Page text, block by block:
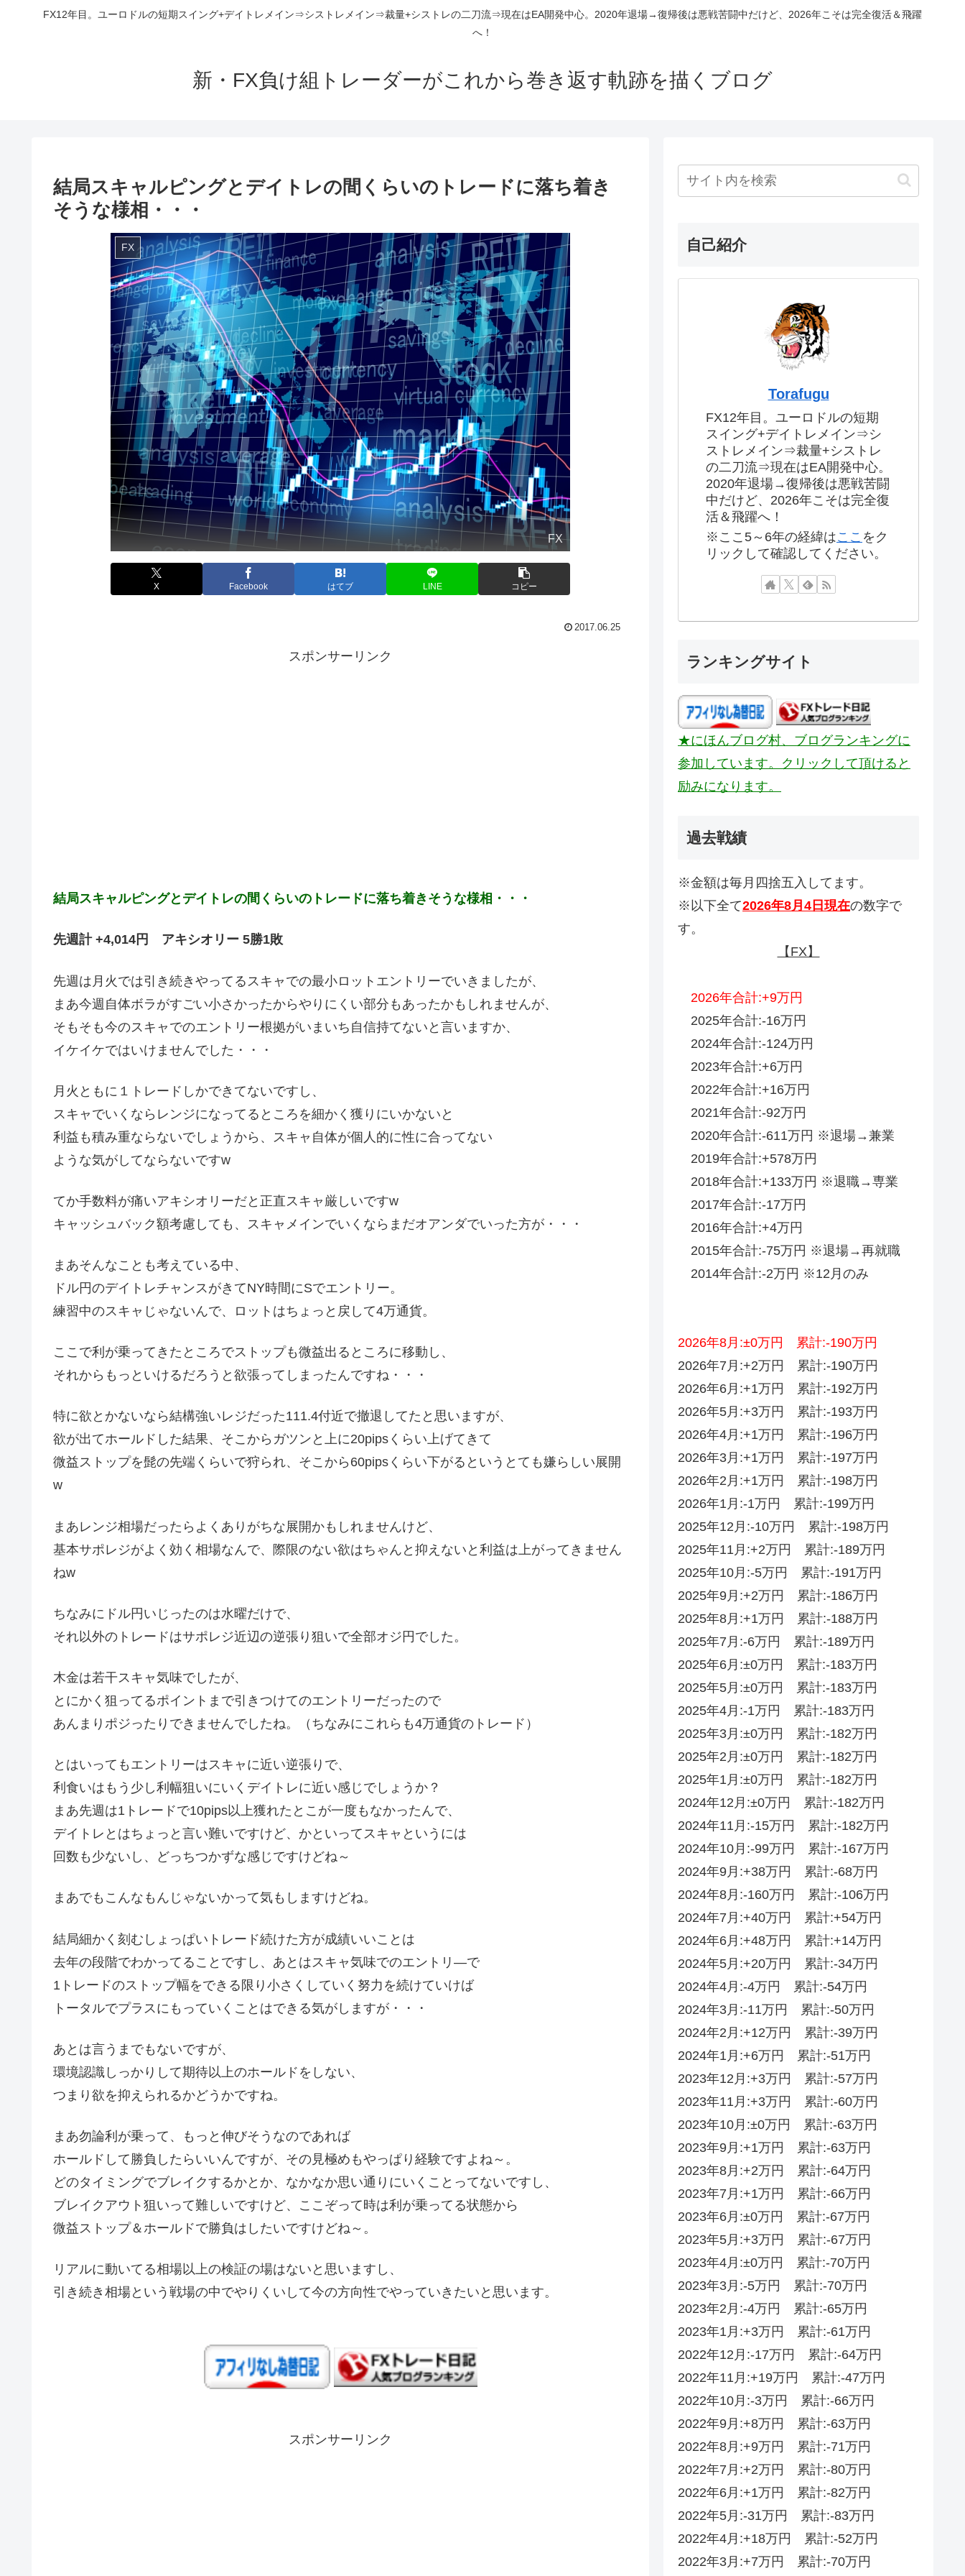
FX12年目。ユーロドルの短期スイング+デイトレメイン⇒シストレメイン⇒裁量+シストレの二刀流⇒現在はEA開発中心。2020年退場→復帰後は悪戦苦闘中だけど、2026年こそは完全復活＆飛躍
へ！
新・FX負け組トレーダーがこれから巻き返す軌跡を描くブログ
結局スキャルピングとデイトレの間くらいのトレードに落ち着き
そうな様相・・・
FX
FX
X Facebook はてブ LINE コピー
2017.06.25
スポンサーリンク
結局スキャルピングとデイトレの間くらいのトレードに落ち着きそうな様相・・・
先週計 +4,014円 アキシオリー 5勝1敗
先週は月火では引き続きやってるスキャでの最小ロットエントリーでいきましたが、
まあ今週自体ボラがすごい小さかったからやりにくい部分もあったかもしれませんが、
そもそも今のスキャでのエントリー根拠がいまいち自信持てないと言いますか、
イケイケではいけませんでした・・・
月火ともに１トレードしかできてないですし、
スキャでいくならレンジになってるところを細かく獲りにいかないと
利益も積み重ならないでしょうから、スキャ自体が個人的に性に合ってない
ような気がしてならないですw
てか手数料が痛いアキシオリーだと正直スキャ厳しいですw
キャッシュバック額考慮しても、スキャメインでいくならまだオアンダでいった方が・・・
まあそんなことも考えている中、
ドル円のデイトレチャンスがきてNY時間にSでエントリー。
練習中のスキャじゃないんで、ロットはちょっと戻して4万通貨。
ここで利が乗ってきたところでストップも微益出るところに移動し、
それからもっといけるだろうと欲張ってしまったんですね・・・
特に欲とかないなら結構強いレジだった111.4付近で撤退してたと思いますが、
欲が出てホールドした結果、そこからガツンと上に20pipsくらい上げてきて
微益ストップを髭の先端くらいで狩られ、そこから60pipsくらい下がるというとても嫌らしい展開
w
まあレンジ相場だったらよくありがちな展開かもしれませんけど、
基本サポレジがよく効く相場なんで、際限のない欲はちゃんと抑えないと利益は上がってきません
ねw
ちなみにドル円いじったのは水曜だけで、
それ以外のトレードはサポレジ近辺の逆張り狙いで全部オジ円でした。
木金は若干スキャ気味でしたが、
とにかく狙ってるポイントまで引きつけてのエントリーだったので
あんまりポジったりできませんでしたね。（ちなみにこれらも4万通貨のトレード）
とはいってもエントリーはスキャに近い逆張りで、
利食いはもう少し利幅狙いにいくデイトレに近い感じでしょうか？
まあ先週は1トレードで10pips以上獲れたとこが一度もなかったんで、
デイトレとはちょっと言い難いですけど、かといってスキャというには
回数も少ないし、どっちつかずな感じですけどね～
まあでもこんなもんじゃないかって気もしますけどね。
結局細かく刻むしょっぱいトレード続けた方が成績いいことは
去年の段階でわかってることですし、あとはスキャ気味でのエントリ―で
1トレードのストップ幅をできる限り小さくしていく努力を続けていけば
トータルでプラスにもっていくことはできる気がしますが・・・
あとは言うまでもないですが、
環境認識しっかりして期待以上のホールドをしない、
つまり欲を抑えられるかどうかですね。
まあ勿論利が乗って、もっと伸びそうなのであれば
ホールドして勝負したらいいんですが、その見極めもやっぱり経験ですよね～。
どのタイミングでブレイクするかとか、なかなか思い通りにいくことってないですし、
ブレイクアウト狙いって難しいですけど、ここぞって時は利が乗ってる状態から
微益ストップ＆ホールドで勝負はしたいですけどね～。
リアルに動いてる相場以上の検証の場はないと思いますし、
引き続き相場という戦場の中でやりくいして今の方向性でやっていきたいと思います。
スポンサーリンク
自己紹介
Torafugu
FX12年目。ユーロドルの短期
スイング+デイトレメイン⇒シ
ストレメイン⇒裁量+シストレ
の二刀流⇒現在はEA開発中心。
2020年退場→復帰後は悪戦苦闘
中だけど、2026年こそは完全復
活＆飛躍へ！
※ここ5～6年の経緯はここ をク
リックして確認してください。
ランキングサイト
★にほんブログ村、ブログランキングに
参加しています。クリックして頂けると
励みになります。
過去戦績
※金額は毎月四捨五入してます。
※以下全て2026年8月4日現在の数字で
す。
【FX】
2026年合計:+9万円
2025年合計:-16万円
2024年合計:-124万円
2023年合計:+6万円
2022年合計:+16万円
2021年合計:-92万円
2020年合計:-611万円 ※退場→兼業
2019年合計:+578万円
2018年合計:+133万円 ※退職→専業
2017年合計:-17万円
2016年合計:+4万円
2015年合計:-75万円 ※退場→再就職
2014年合計:-2万円 ※12月のみ
2026年8月:±0万円 累計:-190万円
2026年7月:+2万円 累計:-190万円
2026年6月:+1万円 累計:-192万円
2026年5月:+3万円 累計:-193万円
2026年4月:+1万円 累計:-196万円
2026年3月:+1万円 累計:-197万円
2026年2月:+1万円 累計:-198万円
2026年1月:-1万円 累計:-199万円
2025年12月:-10万円 累計:-198万円
2025年11月:+2万円 累計:-189万円
2025年10月:-5万円 累計:-191万円
2025年9月:+2万円 累計:-186万円
2025年8月:+1万円 累計:-188万円
2025年7月:-6万円 累計:-189万円
2025年6月:±0万円 累計:-183万円
2025年5月:±0万円 累計:-183万円
2025年4月:-1万円 累計:-183万円
2025年3月:±0万円 累計:-182万円
2025年2月:±0万円 累計:-182万円
2025年1月:±0万円 累計:-182万円
2024年12月:±0万円 累計:-182万円
2024年11月:-15万円 累計:-182万円
2024年10月:-99万円 累計:-167万円
2024年9月:+38万円 累計:-68万円
2024年8月:-160万円 累計:-106万円
2024年7月:+40万円 累計:+54万円
2024年6月:+48万円 累計:+14万円
2024年5月:+20万円 累計:-34万円
2024年4月:-4万円 累計:-54万円
2024年3月:-11万円 累計:-50万円
2024年2月:+12万円 累計:-39万円
2024年1月:+6万円 累計:-51万円
2023年12月:+3万円 累計:-57万円
2023年11月:+3万円 累計:-60万円
2023年10月:±0万円 累計:-63万円
2023年9月:+1万円 累計:-63万円
2023年8月:+2万円 累計:-64万円
2023年7月:+1万円 累計:-66万円
2023年6月:±0万円 累計:-67万円
2023年5月:+3万円 累計:-67万円
2023年4月:±0万円 累計:-70万円
2023年3月:-5万円 累計:-70万円
2023年2月:-4万円 累計:-65万円
2023年1月:+3万円 累計:-61万円
2022年12月:-17万円 累計:-64万円
2022年11月:+19万円 累計:-47万円
2022年10月:-3万円 累計:-66万円
2022年9月:+8万円 累計:-63万円
2022年8月:+9万円 累計:-71万円
2022年7月:+2万円 累計:-80万円
2022年6月:+1万円 累計:-82万円
2022年5月:-31万円 累計:-83万円
2022年4月:+18万円 累計:-52‬‬万円
2022年3月:+7万円 累計:-70‬万円